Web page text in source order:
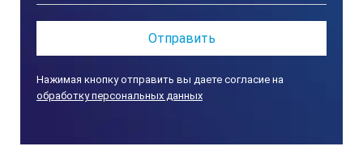
Нажимая кнопку отправить вы даете согласие на
обработку персональных данных